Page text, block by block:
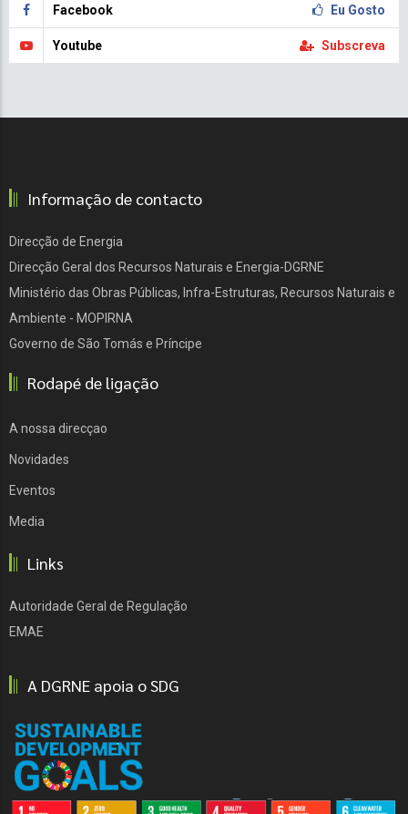
Facebook Eu Gosto
Youtube Subscreva
Informação de contacto
Direcção de Energia
Direcção Geral dos Recursos Naturais e Energia-DGRNE
Ministério das Obras Públicas, Infra-Estruturas, Recursos Naturais e
Ambiente - MOPIRNA
Governo de São Tomás e Príncipe
Rodapé de ligação
A nossa direcçao
Novidades
Eventos
Media
Links
Autoridade Geral de Regulação
EMAE
A DGRNE apoia o SDG